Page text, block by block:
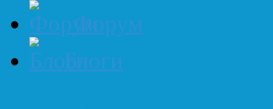
Форум
Блоги